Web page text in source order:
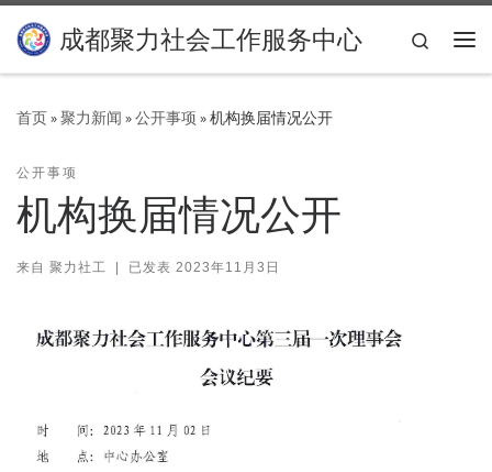
Skip to content
成都聚力社会工作服务中心
Search
首页»聚力新闻 »公开事项 »机构换届情况公开
公开事项
机构换届情况公开
来自 聚力社工 | 已发表 2023年11月3日